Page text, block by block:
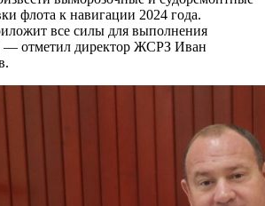
флота к навигации 2024 года.
все силы для выполнения
— отметил директор ЖСРЗ Иван